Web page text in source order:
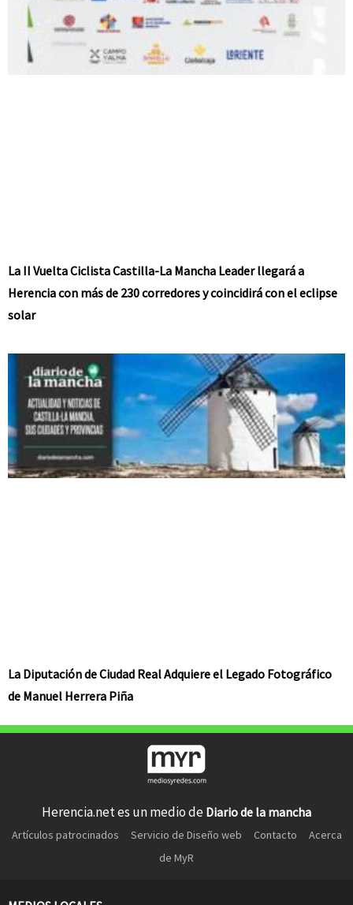
La II Vuelta Ciclista Castilla-La Mancha Leader llegará a
Herencia con más de 230 corredores y coincidirá con el eclipse
solar
La Diputación de Ciudad Real Adquiere el Legado Fotográfico
de Manuel Herrera Piña
Herencia.net es un medio de Diario de la mancha
Artículos patrocinados Servicio de Diseño web Contacto
Acerca
de MyR